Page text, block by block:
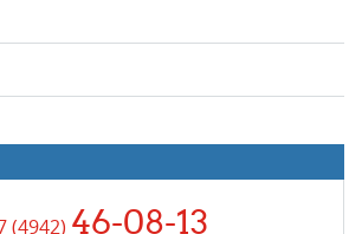
(4942) 46-08-13